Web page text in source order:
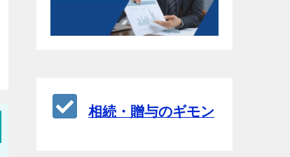
相続・贈与のギモン